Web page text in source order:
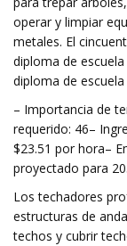
operar y limpiar
metales. El
diploma de
diploma de
– Importancia de
requerido: 46–
$23.51 por hora–
proyectado para
Los techadores
estructuras de
techos y cubrir